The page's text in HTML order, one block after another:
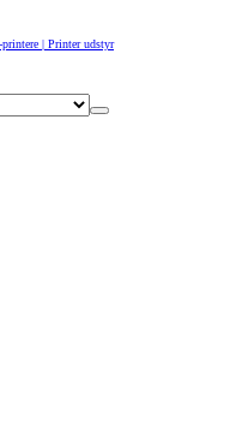
| Printer udstyr